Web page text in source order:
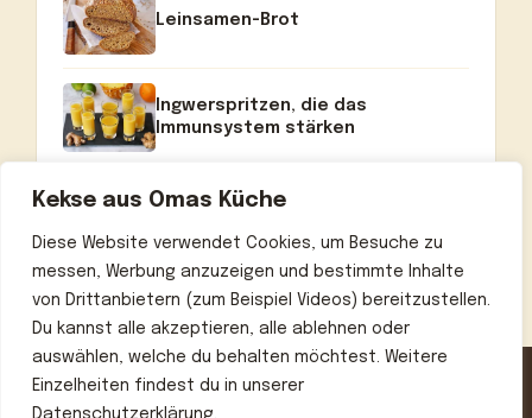
Kekse aus Omas Küche
Diese Website verwendet Cookies, um Besuche zu
messen, Werbung anzuzeigen und bestimmte Inhalte
von Drittanbietern (zum Beispiel Videos) bereitzustellen.
Du kannst alle akzeptieren, alle ablehnen oder
auswählen, welche du behalten möchtest. Weitere
Einzelheiten findest du in unserer
Datenschutzerklärung.
Leinsamen-Brot
Ingwerspritzen, die das
Immunsystem stärken